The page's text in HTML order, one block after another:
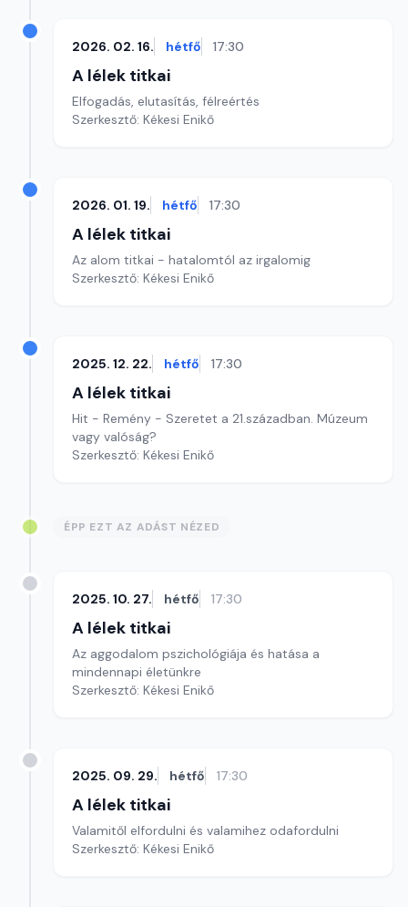
2026. 02. 16. hétfő 17:30
A lélek titkai
Elfogadás, elutasítás, félreértés
Szerkesztő: Kékesi Enikő
2026. 01. 19. hétfő 17:30
A lélek titkai
Az alom titkai - hatalomtól az irgalomig
Szerkesztő: Kékesi Enikő
2025. 12. 22. hétfő 17:30
A lélek titkai
Hit - Remény - Szeretet a 21.században. Múzeum
vagy valóság?
Szerkesztő: Kékesi Enikő
ÉPP EZT AZ ADÁST NÉZED
2025. 10. 27. hétfő 17:30
A lélek titkai
Az aggodalom pszichológiája és hatása a
mindennapi életünkre
Szerkesztő: Kékesi Enikő
2025. 09. 29. hétfő 17:30
A lélek titkai
Valamitől elfordulni és valamihez odafordulni
Szerkesztő: Kékesi Enikő